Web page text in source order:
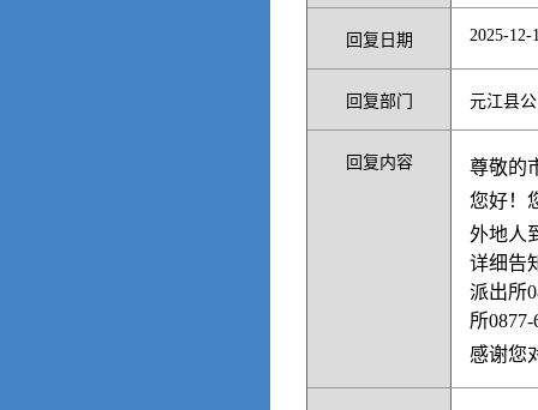
回复日期 2025-12-
回复部门 元江县
回复内容
尊敬的
您好！
外地人
详细告
派出所
所
感谢您